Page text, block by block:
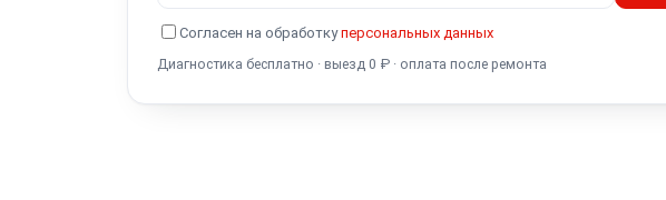
Согласен на обработкуперсональных данных
Диагностика бесплатно · выезд 0 ₽ · оплата после ремонта